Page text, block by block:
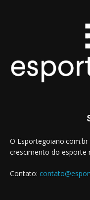
O
crescimento do esporte
Contato: